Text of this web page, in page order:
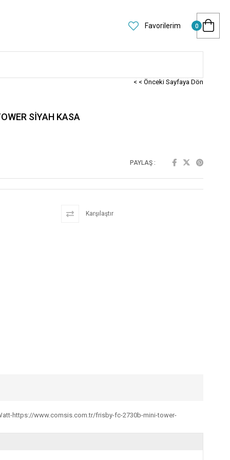
Favorilerim 0
< < Önceki Sayfaya Dön
SİYAH KASA
PAYLAŞ :
Karşılaştır
Watt-https://www.comsis.com.tr/frisby-fc-2730b-mini-tower-